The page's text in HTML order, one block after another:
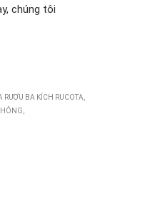
chúng tôi
RƯỢU BA KÍCH RUCOTA